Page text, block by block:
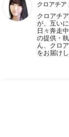
クロアチア
クロアチ
が、互い
日々奔走
の提供・
ん、クロ
をお届けし